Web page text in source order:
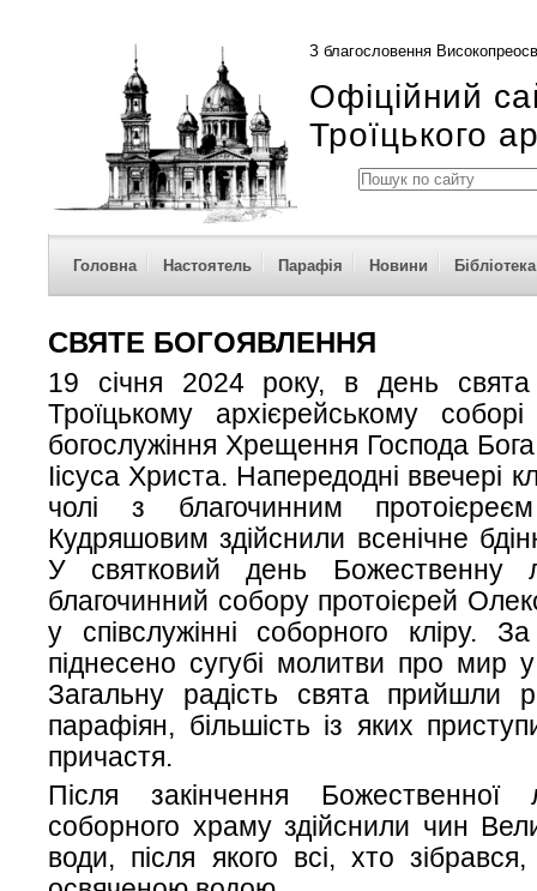
З благословення
Офіційний
Троїцького
Головна Настоятель Парафія Новини Бібліотека
СВЯТЕ БОГОЯВЛЕННЯ
19 січня 2024 року, в день свята
Троїцькому архієрейському
богослужіння Хрещення Господа
Іісуса Христа. Напередодні ввечері
чолі з благочинним
Кудряшовим здійснили всенічне
У святковий день Божественну
благочинний собору протоієрей
у співслужінні соборного кліру.
піднесено сугубі молитви про мир
Загальну радість свята прийшли
парафіян, більшість із яких
причастя.
Після закінчення Божественної
соборного храму здійснили чин
води, після якого всі, хто